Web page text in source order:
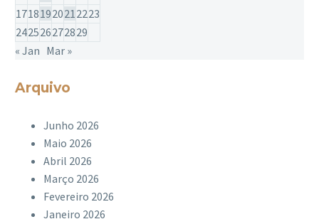
1718192021 2223
242526272829
« Jan Mar »
Arquivo
Junho 2026
Maio 2026
Abril 2026
Março 2026
Fevereiro 2026
Janeiro 2026